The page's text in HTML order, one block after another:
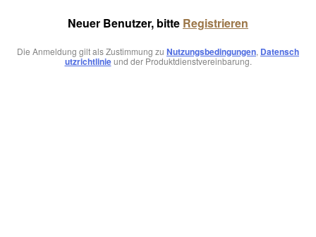
Neuer Benutzer, bitte Registrieren
Die Anmeldung gilt als Zustimmung zu Nutzungsbedingungen, Datensch
utzrichtlinieund der Produktdienstvereinbarung.